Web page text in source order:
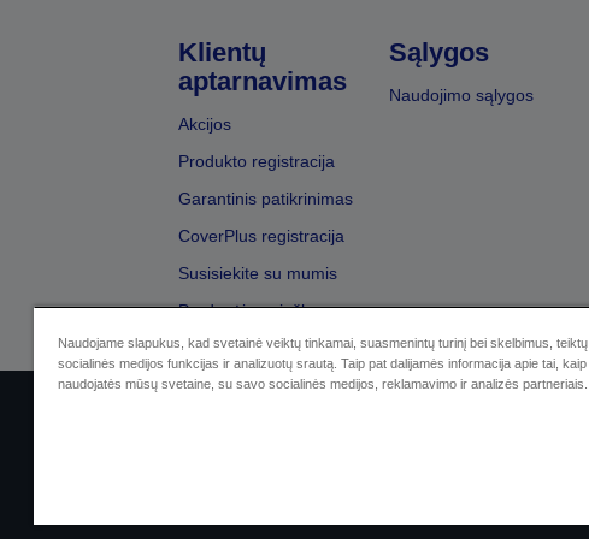
Klientų
aptarnavimas
Akcijos
Produkto registracija
Garantinis patikrinimas
CoverPlus registracija
Susisiekite su mumis
Pardavėjų paieška
Sąlygos
Naudojimo sąlygos
Naudojame slapukus, kad svetainė veiktų tinkamai, suasmenintų turinį bei skelbimus, teiktų
socialinės medijos funkcijas ir analizuotų srautą. Taip pat dalijamės informacija apie tai, kaip
naudojatės mūsų svetaine, su savo socialinės medijos, reklamavimo ir analizės partneriais.